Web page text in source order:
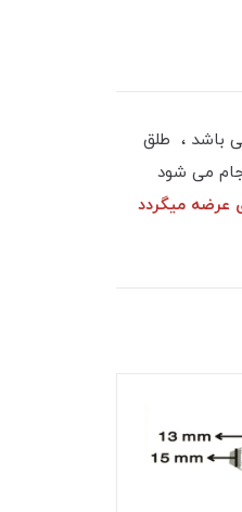
ای قابل عرضه می باشد ، طلق
انجام می شود
شاخه های 3 متری و 6 متری عرضه میگردد